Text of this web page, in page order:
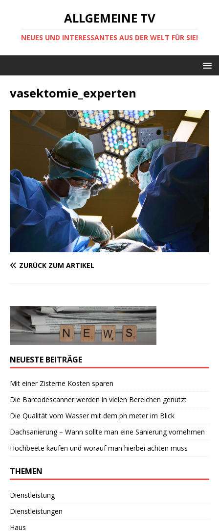
ALLGEMEINE TV
NEUES UND INTERESSANTES AUS DER WELT FÜR SIE!
vasektomie_experten
ZURÜCK ZUM ARTIKEL
NEUESTE BEITRÄGE
Mit einer Zisterne Kosten sparen
Die Barcodescanner werden in vielen Bereichen genutzt
Die Qualität vom Wasser mit dem ph meter im Blick
Dachsanierung – Wann sollte man eine Sanierung vornehmen
Hochbeete kaufen und worauf man hierbei achten muss
THEMEN
Dienstleistung
Dienstleistungen
Haus